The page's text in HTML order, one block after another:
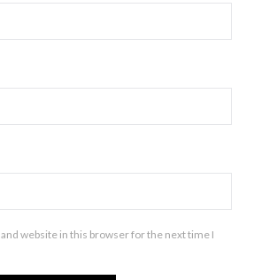
website in this browser for the next time I